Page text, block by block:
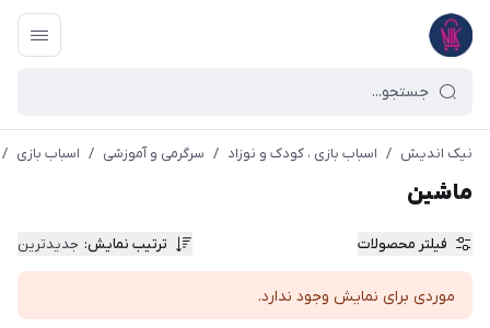
نیک اندیش / اسباب بازی ، کودک و نوزاد / سرگرمی و آموزشی / اسباب بازی /
ماشین
فیلتر محصولات ترتیب نمایش: جدیدترین
موردی برای نمایش وجود ندارد.